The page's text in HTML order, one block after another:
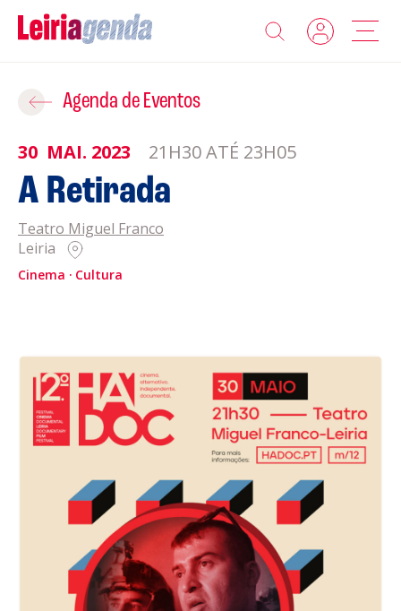
Agenda
Sobre a Leiriagenda
Promotores
Clubes Desportivos
Política de Cookies
Acompanhe a Leiria Agenda
Agenda de Eventos
30 MAI. 2023 21H30 ATÉ 23H05
A Retirada
Teatro Miguel Franco
Leiria
Cinema Cultura
Adicionar ao Roteiro
ROTEIROS EXISTENTES
CRIAR NOVO